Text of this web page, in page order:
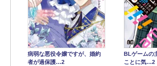
病弱な悪役令嬢ですが、婚約
者が過保護…2
BLゲームの
ことに気…2